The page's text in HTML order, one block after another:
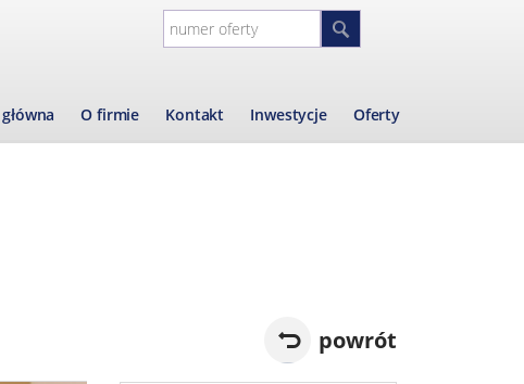
O firmie Kontakt Inwestycje Oferty
powrót